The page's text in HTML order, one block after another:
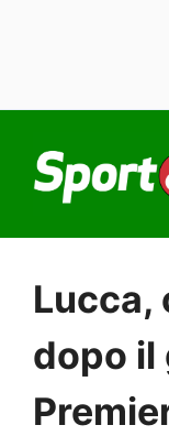
contenuto
Lucca,
dopo il